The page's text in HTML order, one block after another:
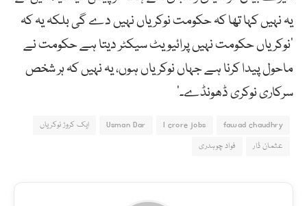
یہ نہیں کہا تھا کہ حکومت نوکریاں نہیں دے گی بلکہ یہ کہ
’نوکریاں حکومت نہیں پرائیویٹ سیکٹر دیتا ہے حکومت نے
ماحول پیدا کرنا ہے جہاں نوکریاں ہوں، یہ نہیں کہ ہر شخص
سرکاری نوکری ڈھونڈے۔‘
fawad chaudhry
I crore jobs
Usman Dar
ایک کروڑ نوکریاں
عثمان ڈار
فواد چوہدری